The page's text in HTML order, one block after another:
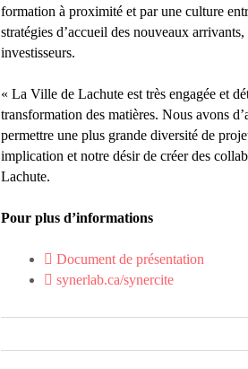
formation à proximité et par une culture
stratégies d’accueil des nouveaux
investisseurs.
« La Ville de Lachute est très engagée et
transformation des matières. Nous avons
permettre une plus grande diversité de
implication et notre désir de créer des
Lachute.
Pour plus d’informations
Document de présentation
synerlab.ca/synercite